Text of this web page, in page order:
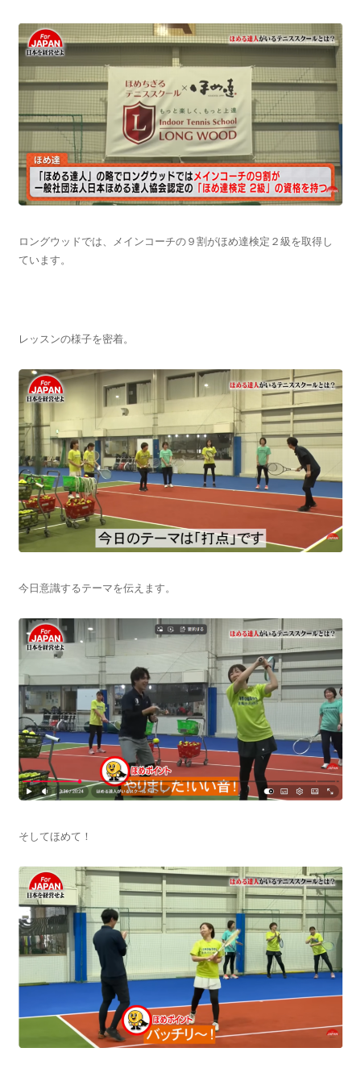
ロングウッドでは、メインコーチの９割がほめ達検定２級を取得し
ています。
レッスンの様子を密着。
今日意識するテーマを伝えます。
そしてほめて！